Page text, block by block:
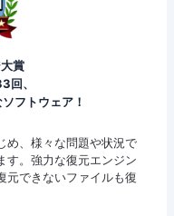
賞
回、
フトウェア！
め、様々な問題や状況で
す。強力な復元エンジン
元できないファイルも復